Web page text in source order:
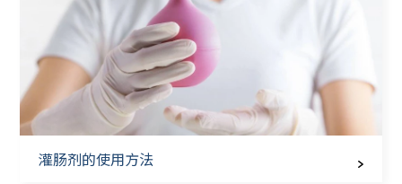
灌肠剂的使用方法